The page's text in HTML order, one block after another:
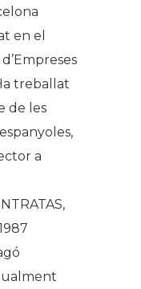
en el
treballat
de les
a